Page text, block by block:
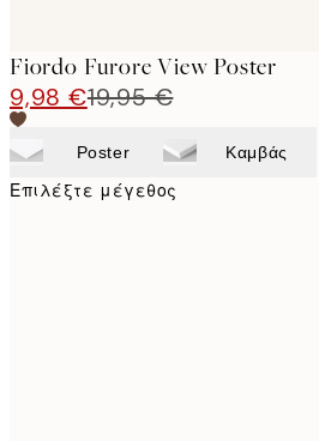
Fiordo Furore View Poster
9,98 €19,95 €
Poster Καμβάς
Επιλέξτε μέγεθος